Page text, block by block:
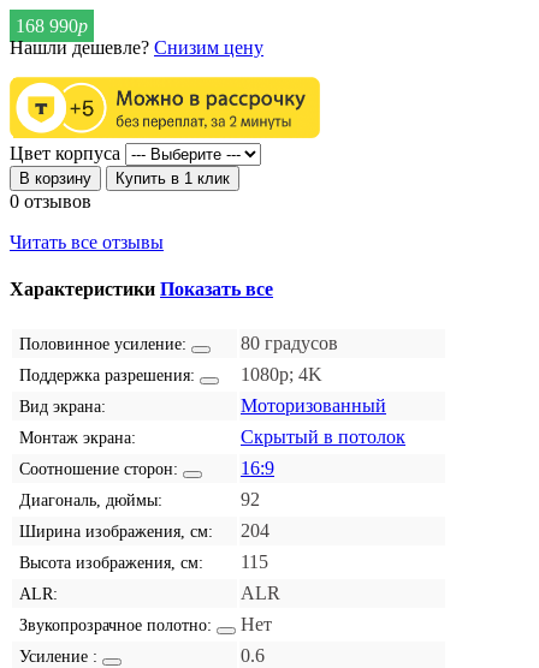
168 990р
Нашли дешевле? Снизим цену
Цвет корпуса
В корзину Купить в 1 клик
0 отзывов
Читать все отзывы
Характеристики Показать все
Половинное усиление: 80 градусов
Поддержка разрешения: 1080p; 4K
Вид экрана: Моторизованный
Монтаж экрана: Скрытый в потолок
Соотношение сторон: 16:9
Диагональ, дюймы: 92
Ширина изображения, см: 204
Высота изображения, см: 115
ALR: ALR
Звукопрозрачное полотно: Нет
Усиление : 0.6